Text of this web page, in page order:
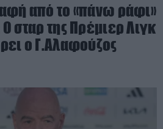
από το «πάνω ράφι»
σταρ της Πρέμιερ Λιγκ
ο Γ.Αλαφούζος